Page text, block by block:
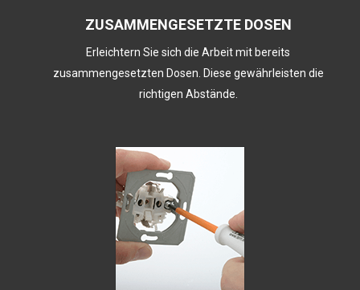
ZUSAMMENGESETZTE DOSEN
Erleichtern Sie sich die Arbeit mit bereits
zusammengesetzten Dosen. Diese gewährleisten die
richtigen Abstände.